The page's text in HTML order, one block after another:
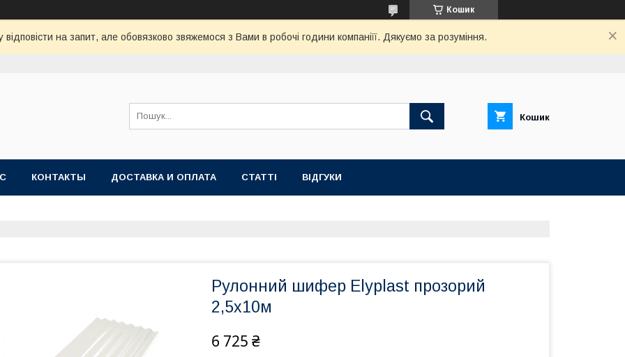
Кошик
на запит, але обовязково звяжемося з Вами в робочі години компаніїї. Дякуємо за розуміння.
Кошик
КОНТАКТЫ ДОСТАВКА И ОПЛАТА СТАТТІ ВІДГУКИ
Рулонний шифер Elyplast прозорий
2,5x10м
6 725 ₴